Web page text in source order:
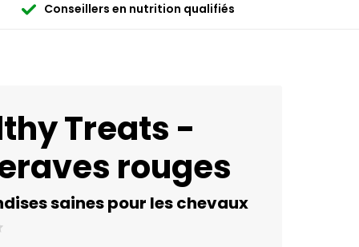
Conseillers en nutrition qualifiés
Treats -
rouges
saines pour les chevaux